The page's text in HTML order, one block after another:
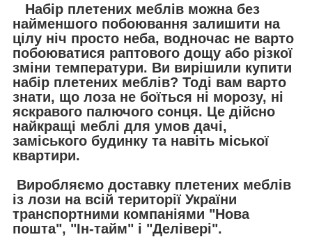
Набір плетених меблів можна без
найменшого побоювання залишити на
цілу ніч просто неба, водночас не варто
побоюватися раптового дощу або різкої
зміни температури. Ви вирішили купити
набір плетених меблів? Тоді вам варто
знати, що лоза не боїться ні морозу, ні
яскравого палючого сонця. Це дійсно
найкращі меблі для умов дачі,
заміського будинку та навіть міської
квартири.
Виробляємо доставку плетених меблів
із лози на всій території України
транспортними компаніями "Нова
пошта", "Ін-тайм" і "Делівері".